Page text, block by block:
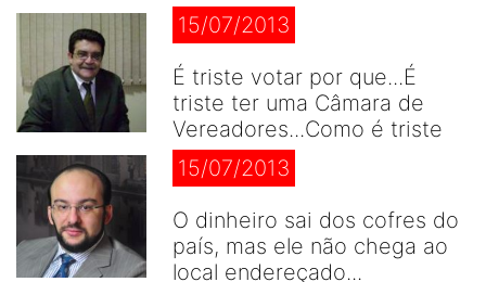
15/07/2013
É triste votar por que...É
triste ter uma Câmara de
Vereadores...Como é triste
15/07/2013
O dinheiro sai dos cofres do
país, mas ele não chega ao
local endereçado...